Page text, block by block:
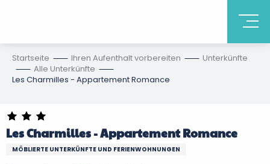
Startseite Ihren Aufenthalt vorbereiten
Unterkünfte
Alle Unterkünfte
Les Charmilles - Appartement Romance
Les Charmilles - Appartement Romance
MÖBLIERTE UNTERKÜNFTE UND FERIENWOHNUNGEN